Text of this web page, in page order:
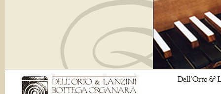
Dell'Orto &